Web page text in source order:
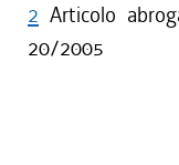
2 Articolo
20/2005